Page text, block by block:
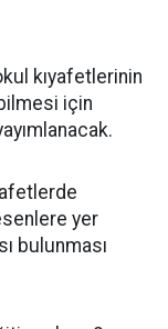
kıyafetlerinin
için
yer
bulunması